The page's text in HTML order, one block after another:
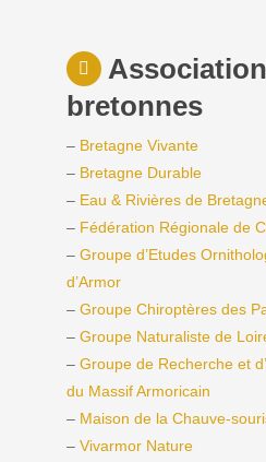
bretonnes
– Bretagne Vivante
– Bretagne Durable
– Eau & Rivières de
– Fédération Régionale de
– Groupe d’Etudes
d’Armor
– Groupe Chiroptères des
– Groupe Naturaliste de
– Groupe de Recherche et
du Massif Armoricain
– Maison de la Chauve-
– Vivarmor Nature